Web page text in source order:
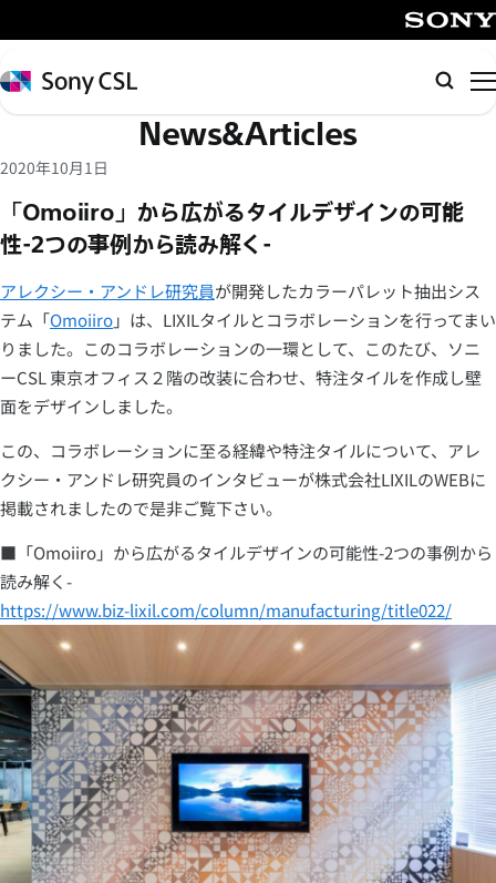
イ
ン
コ
テ
ツ
へ
キ
ッ
プ
Sony
CSL
検
索
News&Articles
2020年10月1日
「Omoiiro」から広がるタイルデザインの可能
性-2つの事例から読み解く-
アレクシー・アンドレ研究員が開発したカラーパレット抽出シス
テム「Omoiiro」は、LIXILタイルとコラボレーションを行ってまい
りました。このコラボレーションの一環として、このたび、ソニ
ーCSL 東京オフィス２階の改装に合わせ、特注タイルを作成し壁
面をデザインしました。
この、コラボレーションに至る経緯や特注タイルについて、アレ
クシー・アンドレ研究員のインタビューが株式会社LIXILのWEBに
掲載されましたので是非ご覧下さい。
■「Omoiiro」から広がるタイルデザインの可能性-2つの事例から
読み解く-
https://www.biz-lixil.com/column/manufacturing/title022/